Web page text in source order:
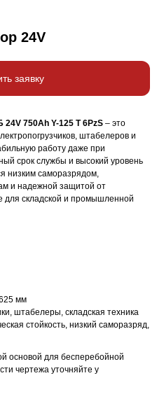
24V
заявку
750Ah Y-125 T 6PzS – это
штабелеров и
работу даже при
срок службы и высокий уровень
низким саморазрядом,
и надежной защитой от
для складской и промышленной
мм
штабелеры, складская техника
стойкость, низкий саморазряд,
основой для бесперебойной
чертежа уточняйте у
с